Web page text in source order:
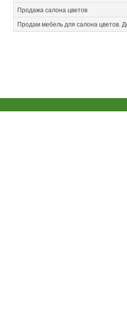
Продажа салона цветов
Продам мебель для салона цветов.